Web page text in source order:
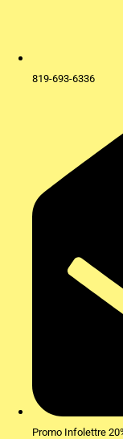
819-693-6336
Promo Infolettre